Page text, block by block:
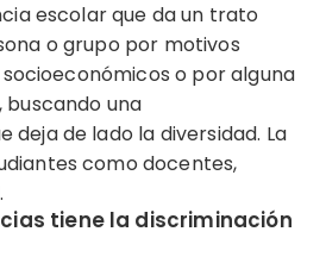
escolar que da un trato
o grupo por motivos
o por alguna
una
deja de lado la diversidad. La
como docentes,
tiene la discriminación